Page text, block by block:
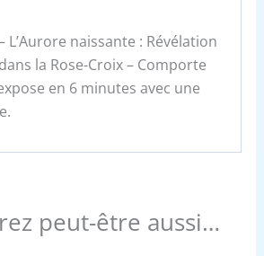
L’Aurore naissante : Révélation
la Rose-Croix – Comporte
en 6 minutes avec une
peut-être aussi…